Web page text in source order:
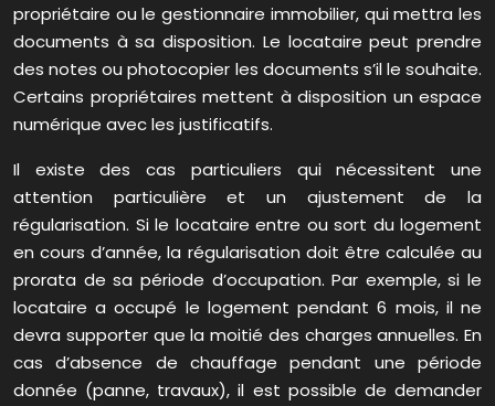
propriétaire ou le gestionnaire immobilier, qui mettra les
documents à sa disposition. Le locataire peut prendre
des notes ou photocopier les documents s’il le souhaite.
Certains propriétaires mettent à disposition un espace
numérique avec les justificatifs.
Il existe des cas particuliers qui nécessitent une
attention particulière et un ajustement de la
régularisation. Si le locataire entre ou sort du logement
en cours d’année, la régularisation doit être calculée au
prorata de sa période d’occupation. Par exemple, si le
locataire a occupé le logement pendant 6 mois, il ne
devra supporter que la moitié des charges annuelles. En
cas d’absence de chauffage pendant une période
donnée (panne, travaux), il est possible de demander